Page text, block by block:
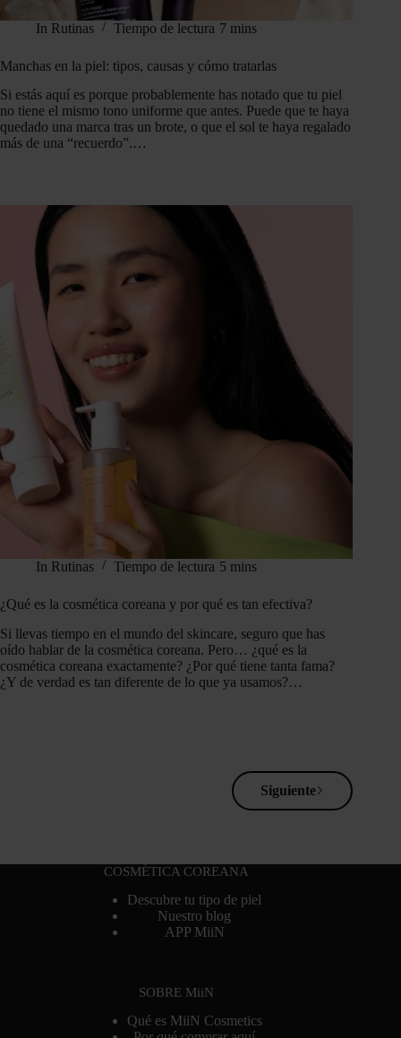
In Rutinas Tiempo de lectura 7 mins
Manchas en la piel: tipos, causas y cómo tratarlas
Si estás aquí es porque probablemente has notado que tu piel
no tiene el mismo tono uniforme que antes. Puede que te haya
quedado una marca tras un brote, o que el sol te haya regalado
más de una “recuerdo”.…
In Rutinas Tiempo de lectura 5 mins
¿Qué es la cosmética coreana y por qué es tan efectiva?
Si llevas tiempo en el mundo del skincare, seguro que has
oído hablar de la cosmética coreana. Pero… ¿qué es la
cosmética coreana exactamente? ¿Por qué tiene tanta fama?
¿Y de verdad es tan diferente de lo que ya usamos?…
Siguiente
COSMÉTICA COREANA
Descubre tu tipo de piel
Nuestro blog
APP MiiN
SOBRE MiiN
Qué es MiiN Cosmetics